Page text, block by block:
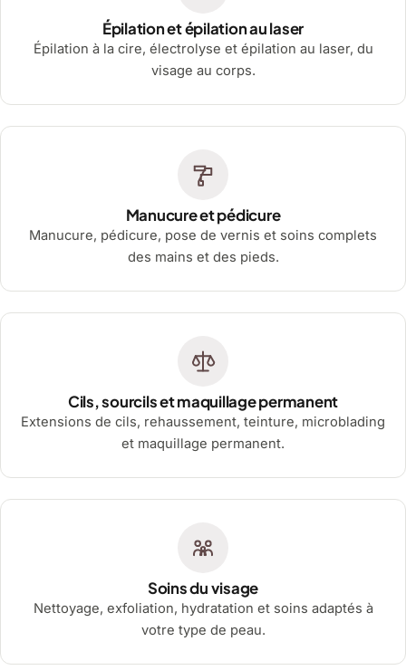
Épilation et épilation au laser
Épilation à la cire, électrolyse et épilation au laser, du
visage au corps.
Manucure et pédicure
Manucure, pédicure, pose de vernis et soins complets
des mains et des pieds.
Cils, sourcils et maquillage permanent
Extensions de cils, rehaussement, teinture, microblading
et maquillage permanent.
Soins du visage
Nettoyage, exfoliation, hydratation et soins adaptés à
votre type de peau.